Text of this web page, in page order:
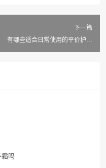
下一篇
有哪些适合日常使用的平价护手
霜吗